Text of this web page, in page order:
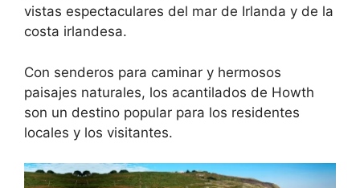
vistas espectaculares del mar de Irlanda y de la
costa irlandesa.
Con senderos para caminar y hermosos
paisajes naturales, los acantilados de Howth
son un destino popular para los residentes
locales y los visitantes.